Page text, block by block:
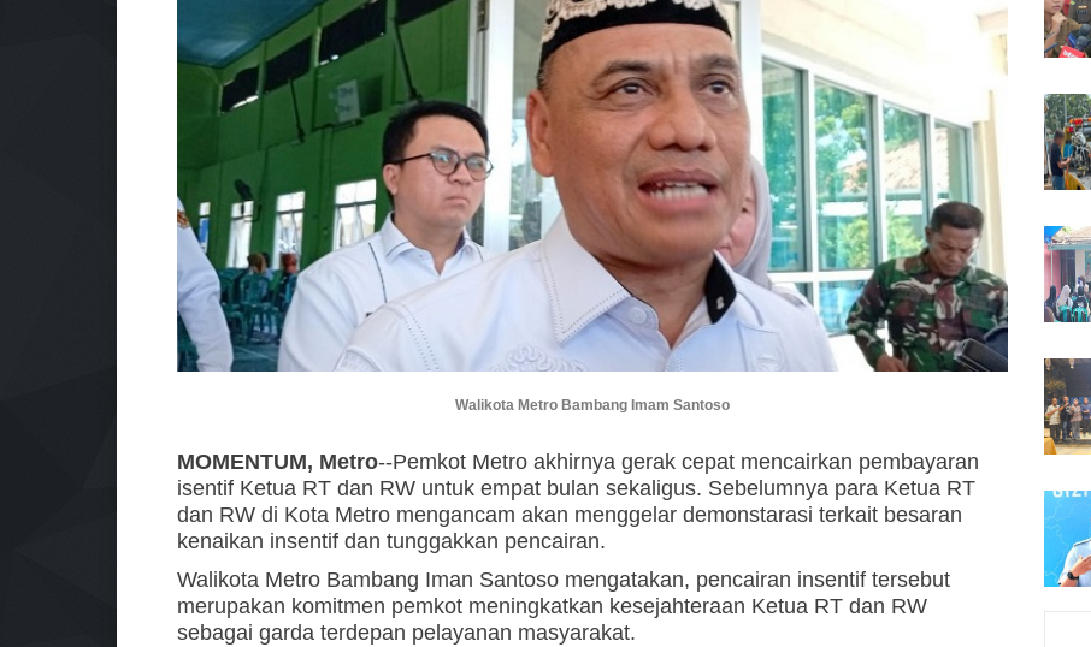
Walikota Metro Bambang Imam Santoso
MOMENTUM, Metro--Pemkot Metro akhirnya gerak cepat mencairkan pembayaran
isentif Ketua RT dan RW untuk empat bulan sekaligus. Sebelumnya para Ketua RT
dan RW di Kota Metro mengancam akan menggelar demonstarasi terkait besaran
kenaikan insentif dan tunggakkan pencairan.
Walikota Metro Bambang Iman Santoso mengatakan, pencairan insentif tersebut
merupakan komitmen pemkot meningkatkan kesejahteraan Ketua RT dan RW
sebagai garda terdepan pelayanan masyarakat.